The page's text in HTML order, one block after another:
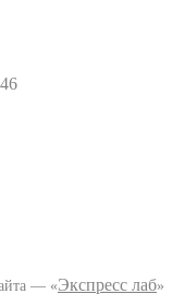
— «Экспресс лаб»